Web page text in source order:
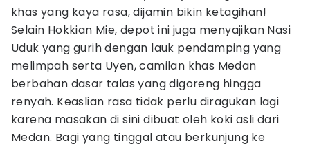
khas yang kaya rasa, dijamin bikin ketagihan!
Selain Hokkian Mie, depot ini juga menyajikan Nasi
Uduk yang gurih dengan lauk pendamping yang
melimpah serta Uyen, camilan khas Medan
berbahan dasar talas yang digoreng hingga
renyah. Keaslian rasa tidak perlu diragukan lagi
karena masakan di sini dibuat oleh koki asli dari
Medan. Bagi yang tinggal atau berkunjung ke